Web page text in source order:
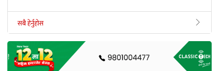
सबै हेर्नुहोस